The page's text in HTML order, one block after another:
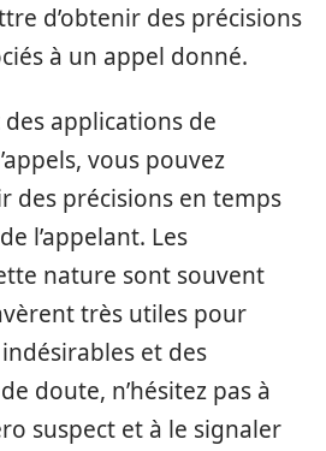
d’obtenir des précisions
à un appel donné.
des applications de
vous pouvez
des précisions en temps
l’appelant. Les
nature sont souvent
très utiles pour
et des
doute, n’hésitez pas à
suspect et à le signaler